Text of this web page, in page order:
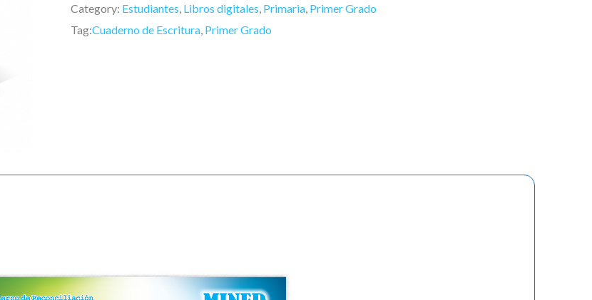
Category: Estudiantes, Libros digitales, Primaria, Primer Grado
Tag:Cuaderno de Escritura, Primer Grado